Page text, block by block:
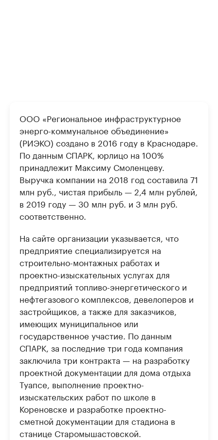
ООО «Региональное инфраструктурное
энерго-коммунальное объединение»
(РИЭКО) создано в 2016 году в Краснодаре.
По данным СПАРК, юрлицо на 100%
принадлежит Максиму Смоленцеву.
Выручка компании на 2018 год составила 71
млн руб., чистая прибыль — 2,4 млн рублей,
в 2019 году — 30 млн руб. и 3 млн руб.
соответственно.
На сайте организации указывается, что
предприятие специализируется на
строительно-монтажных работах и
проектно-изыскательных услугах для
предприятий топливо-энергетического и
нефтегазового комплексов, девелоперов и
застройщиков, а также для заказчиков,
имеющих муниципальное или
государственное участие. По данным
СПАРК, за последние три года компания
заключила три контракта — на разработку
проектной документации для дома отдыха
Туапсе, выполнение проектно-
изыскательских работ по школе в
Кореновске и разработке проектно-
сметной документации для стадиона в
станице Старомышастовской.